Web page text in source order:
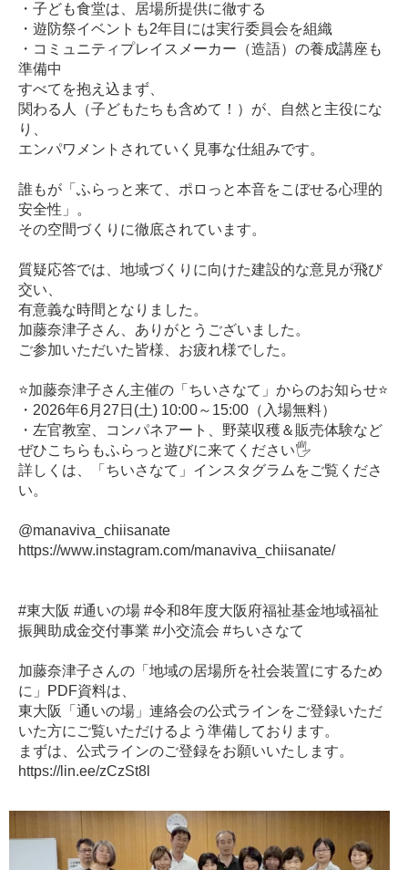
・子ども食堂は、居場所提供に徹する
・遊防祭イベントも2年目には実行委員会を組織
・コミュニティプレイスメーカー（造語）の養成講座も
準備中
すべてを抱え込まず、
関わる人（子どもたちも含めて！）が、自然と主役にな
り、
エンパワメントされていく見事な仕組みです。
誰もが「ふらっと来て、ポロっと本音をこぼせる心理的
安全性」。
その空間づくりに徹底されています。
質疑応答では、地域づくりに向けた建設的な意見が飛び
交い、
有意義な時間となりました。
加藤奈津子さん、ありがとうございました。
ご参加いただいた皆様、お疲れ様でした。
⭐️加藤奈津子さん主催の「ちいさなて」からのお知らせ⭐️
・2026年6月27日(土) 10:00～15:00（入場無料）
・左官教室、コンパネアート、野菜収穫＆販売体験など
ぜひこちらもふらっと遊びに来てください🖐️
詳しくは、「ちいさなて」インスタグラムをご覧くださ
い。
@manaviva_chiisanate
https://www.instagram.com/manaviva_chiisanate/
#東大阪 #通いの場 #令和8年度大阪府福祉基金地域福祉
振興助成金交付事業 #小交流会 #ちいさなて
加藤奈津子さんの「地域の居場所を社会装置にするため
に」PDF資料は、
東大阪「通いの場」連絡会の公式ラインをご登録いただ
いた方にご覧いただけるよう準備しております。
まずは、公式ラインのご登録をお願いいたします。
https://lin.ee/zCzSt8l